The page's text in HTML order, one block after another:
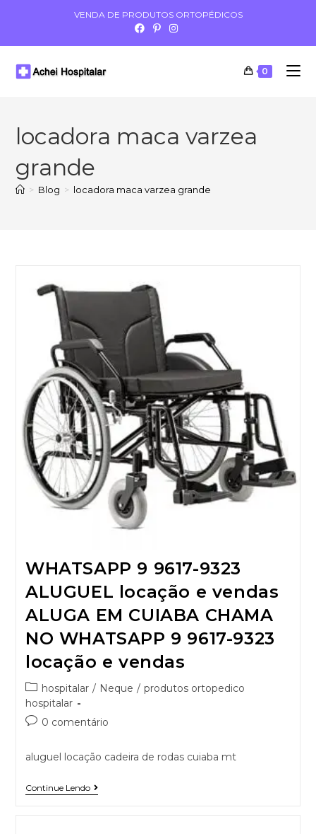
VENDA DE PRODUTOS ORTOPÉDICOS
0
locadora maca varzea
grande
> Blog > locadora maca varzea grande
WHATSAPP 9 9617-9323
ALUGUEL locação e vendas
ALUGA EM CUIABA CHAMA
NO WHATSAPP 9 9617-9323
locação e vendas
hospitalar / Neque / produtos ortopedico
hospitalar
0 comentário
aluguel locação cadeira de rodas cuiaba mt
Continue Lendo